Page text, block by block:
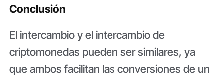
Conclusión
El intercambio y el intercambio de
criptomonedas pueden ser similares, ya
que ambos facilitan las conversiones de un